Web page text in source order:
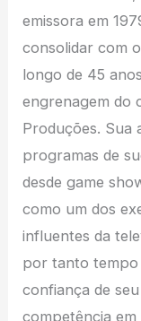
emissora em
consolidar com
longo de 45
engrenagem do
Produções. Sua
programas de
desde game
como um dos
influentes da
por tanto tempo
confiança de
competência